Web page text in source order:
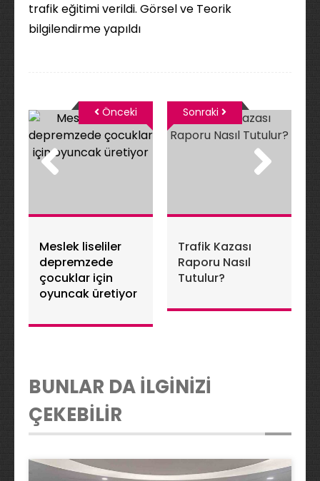
trafik eğitimi verildi. Görsel ve Teorik
bilgilendirme yapıldı
Meslek liseliler
depremzede
çocuklar için
oyuncak üretiyor
Önceki
Trafik Kazası
Raporu Nasıl
Tutulur?
Sonraki
BUNLAR DA İLGİNİZİ
ÇEKEBİLİR